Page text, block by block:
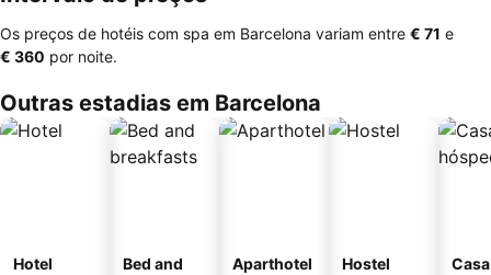
Os preços de hotéis com spa em Barcelona variam entre ‎€ 71 e
‎€ 360 por noite.
Outras estadias em Barcelona
Hotel
Bed and
Aparthotel Hostel